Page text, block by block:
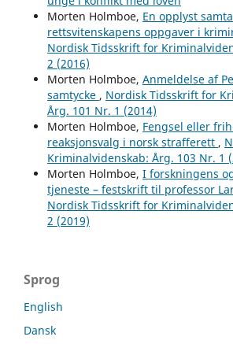
Morten Holmboe, En opplyst
rettsvitenskapens oppgaver i
Nordisk Tidsskrift for
2 (2016)
Morten Holmboe, Anmeldelse af
samtycke , Nordisk Tidsskrift for
Årg. 101 Nr. 1 (2014)
Morten Holmboe, Fengsel eller
reaksjonsvalg i norsk strafferett ,
Kriminalvidenskab: Årg. 103 Nr. 1
Morten Holmboe, I forskningens
tjeneste – festskrift til professor
Nordisk Tidsskrift for
2 (2019)
Sprog
English
Dansk